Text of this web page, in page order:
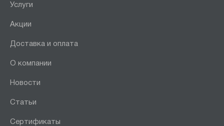
Услуги
Акции
Доставка и оплата
О компании
Новости
Статьи
Сертификаты